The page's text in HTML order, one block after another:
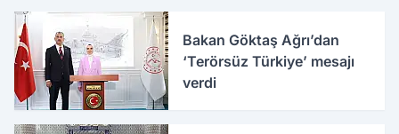
Bakan Göktaş Ağrı’dan
‘Terörsüz Türkiye’ mesajı
verdi